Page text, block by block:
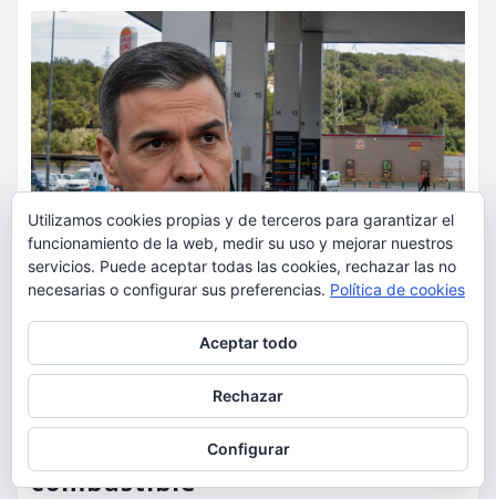
POLÍTICA
Los españoles afrontan su
verano más caro mientras el
Gobierno recorta el apoyo al
combustible
Utilizamos cookies propias y de terceros para garantizar el
funcionamiento de la web, medir su uso y mejorar nuestros
servicios. Puede aceptar todas las cookies, rechazar las no
necesarias o configurar sus preferencias. Política de cookies
Aceptar todo
Rechazar
Configurar
Para obtener más información, incluido cómo gestionar las cookies,